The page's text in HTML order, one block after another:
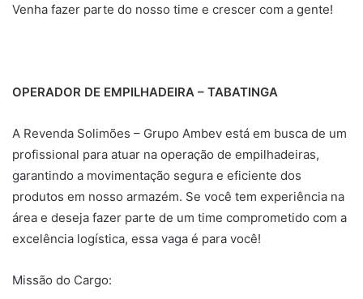
Venha fazer parte do nosso time e crescer com a gente!
OPERADOR DE EMPILHADEIRA – TABATINGA
A Revenda Solimões – Grupo Ambev está em busca de um
profissional para atuar na operação de empilhadeiras,
garantindo a movimentação segura e eficiente dos
produtos em nosso armazém. Se você tem experiência na
área e deseja fazer parte de um time comprometido com a
excelência logística, essa vaga é para você!
Missão do Cargo: